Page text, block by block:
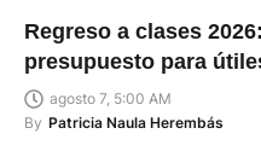
Regreso a clases
presupuesto para
agosto 7, 5:00 AM
By Patricia Naula Herembás